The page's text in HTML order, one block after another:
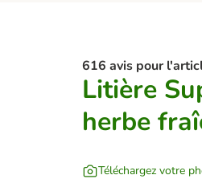
616 avis pour
Litière
herbe
Téléchargez votre